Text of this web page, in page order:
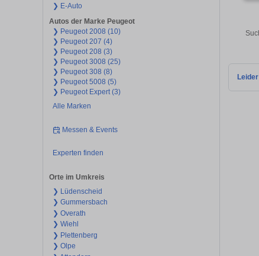
❯ E-Auto
Autos der Marke Peugeot
❯ Peugeot 2008 (10)
❯ Peugeot 207 (4)
❯ Peugeot 208 (3)
❯ Peugeot 3008 (25)
❯ Peugeot 308 (8)
❯ Peugeot 5008 (5)
❯ Peugeot Expert (3)
Alle Marken
Messen & Events
Experten finden
Orte im Umkreis
❯ Lüdenscheid
❯ Gummersbach
❯ Overath
❯ Wiehl
❯ Plettenberg
❯ Olpe